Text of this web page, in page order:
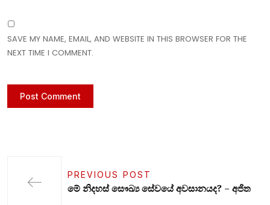
SAVE MY NAME, EMAIL, AND WEBSITE IN THIS BROWSER FOR THE
NEXT TIME I COMMENT.
PREVIOUS POST
මේ නිදහස් සෞඛ්‍ය සේවයේ අවසානයද? – අජිත